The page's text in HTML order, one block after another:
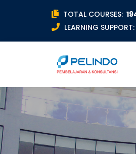
TOTAL COURSES:
LEARNING SUPPORT: